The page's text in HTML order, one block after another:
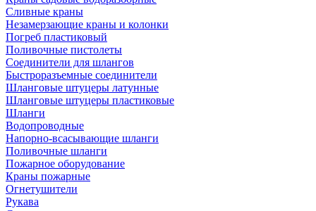
Сливные краны
Незамерзающие краны и колонки
Погреб пластиковый
Поливочные пистолеты
Соединители для шлангов
Быстроразъемные соединители
Шланговые штуцеры латунные
Шланговые штуцеры пластиковые
Шланги
Водопроводные
Напорно-всасывающие шланги
Поливочные шланги
Пожарное оборудование
Краны пожарные
Огнетушители
Рукава